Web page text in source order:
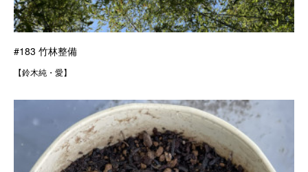
#183 竹林整備
【鈴木純・愛】